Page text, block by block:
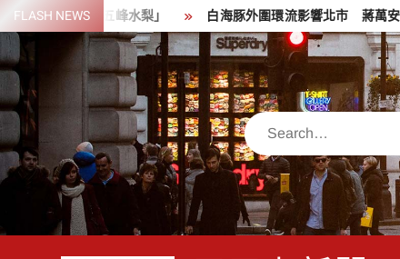
Skip
to
content
FLASH NEWS
救五峰水梨」 白海豚外圍環流影響北市 蔣萬安：高度警戒
Search